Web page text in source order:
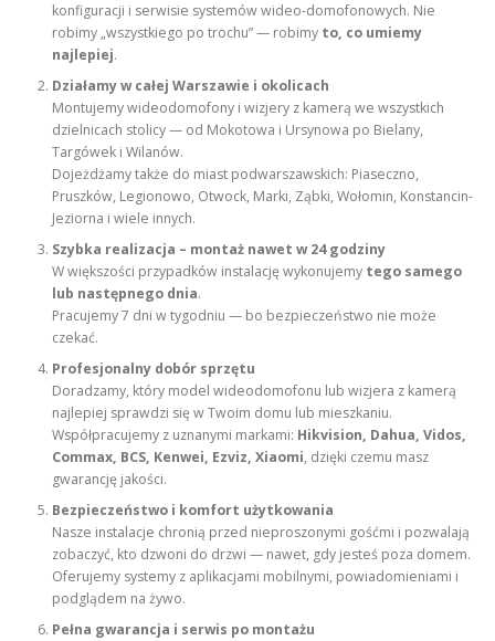
konfiguracji i serwisie systemów wideo-domofonowych. Nie
robimy „wszystkiego po trochu” — robimy to, co umiemy
najlepiej.
Działamy w całej Warszawie i okolicach
Montujemy wideodomofony i wizjery z kamerą we wszystkich
dzielnicach stolicy — od Mokotowa i Ursynowa po Bielany,
Targówek i Wilanów.
Dojeżdżamy także do miast podwarszawskich: Piaseczno,
Pruszków, Legionowo, Otwock, Marki, Ząbki, Wołomin, Konstancin-
Jeziorna i wiele innych.
Szybka realizacja – montaż nawet w 24 godziny
W większości przypadków instalację wykonujemy tego samego
lub następnego dnia.
Pracujemy 7 dni w tygodniu — bo bezpieczeństwo nie może
czekać.
Profesjonalny dobór sprzętu
Doradzamy, który model wideodomofonu lub wizjera z kamerą
najlepiej sprawdzi się w Twoim domu lub mieszkaniu.
Współpracujemy z uznanymi markami: Hikvision, Dahua, Vidos,
Commax, BCS, Kenwei, Ezviz, Xiaomi, dzięki czemu masz
gwarancję jakości.
Bezpieczeństwo i komfort użytkowania
Nasze instalacje chronią przed nieproszonymi gośćmi i pozwalają
zobaczyć, kto dzwoni do drzwi — nawet, gdy jesteś poza domem.
Oferujemy systemy z aplikacjami mobilnymi, powiadomieniami i
podglądem na żywo.
Pełna gwarancja i serwis po montażu